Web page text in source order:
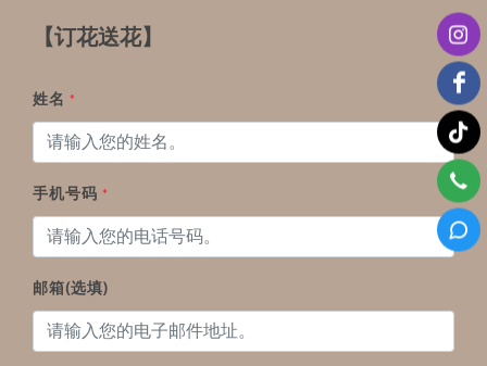
【订花送花】
姓名 *
手机号码 *
邮箱(选填)